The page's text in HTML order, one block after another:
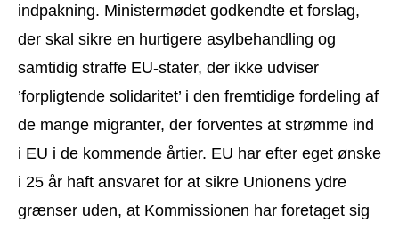
indpakning. Ministermødet godkendte et forslag,
der skal sikre en hurtigere asylbehandling og
samtidig straffe EU-stater, der ikke udviser
’forpligtende solidaritet’ i den fremtidige fordeling af
de mange migranter, der forventes at strømme ind
i EU i de kommende årtier. EU har efter eget ønske
i 25 år haft ansvaret for at sikre Unionens ydre
grænser uden, at Kommissionen har foretaget sig